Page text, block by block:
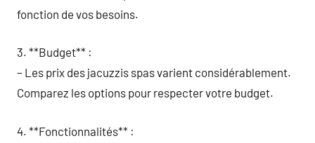
fonction de vos besoins.
3. **Budget** :
– Les prix des jacuzzis spas varient considérablement.
Comparez les options pour respecter votre budget.
4. **Fonctionnalités** :